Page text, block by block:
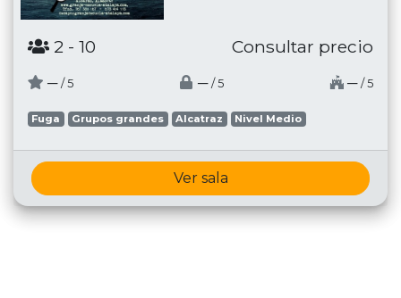
2 - 10 Consultar precio
─ / 5 ─ / 5 ─ / 5
Fuga Grupos grandes Alcatraz Nivel Medio
Ver sala